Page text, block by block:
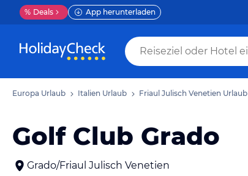
% Deals App herunterladen
Europa Urlaub Italien Urlaub Friaul Julisch Venetien Urlaub
Golf Club Grado
Grado/Friaul Julisch Venetien